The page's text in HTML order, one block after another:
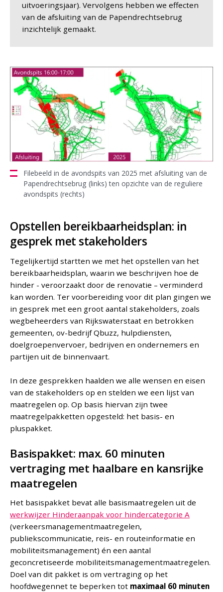
uitvoeringsjaar). Vervolgens hebben we effecten
van de afsluiting van de Papendrechtsebrug
inzichtelijk gemaakt.
Filebeeld in de avondspits van 2025 met afsluiting van de
Papendrechtsebrug (links) ten opzichte van de reguliere
avondspits (rechts)
Opstellen bereikbaarheidsplan: in
gesprek met stakeholders
Tegelijkertijd startten we met het opstellen van het
bereikbaarheidsplan, waarin we beschrijven hoe de
hinder - veroorzaakt door de renovatie – verminderd
kan worden. Ter voorbereiding voor dit plan gingen we
in gesprek met een groot aantal stakeholders, zoals
wegbeheerders van Rijkswaterstaat en betrokken
gemeenten, ov-bedrijf Qbuzz, hulpdiensten,
doelgroepenvervoer, bedrijven en ondernemers en
partijen uit de binnenvaart.
In deze gesprekken haalden we alle wensen en eisen
van de stakeholders op en stelden we een lijst van
maatregelen op. Op basis hiervan zijn twee
maatregelpakketten opgesteld: het basis- en
pluspakket.
Basispakket: max. 60 minuten
vertraging met haalbare en kansrijke
maatregelen
Het basispakket bevat alle basismaatregelen uit de
werkwijzer Hinderaanpak voor hinder­categorie A
(verkeersmanagementmaatregelen,
publiekscommunicatie, reis- en routeinformatie en
mobiliteitsmanagement) én een aantal
geconcretiseerde mobiliteitsmanagementmaatregelen.
Doel van dit pakket is om vertraging op het
hoofdwegennet te beperken tot maximaal 60 minuten